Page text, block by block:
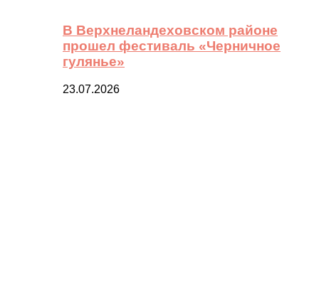
В Верхнеландеховском районе
прошел фестиваль «Черничное
гулянье»
23.07.2026